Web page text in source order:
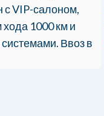
с VIP-салоном,
хода 1000 км и
Ввоз в